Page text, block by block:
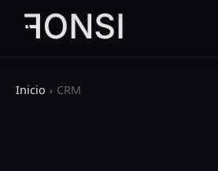
Inicio CRM